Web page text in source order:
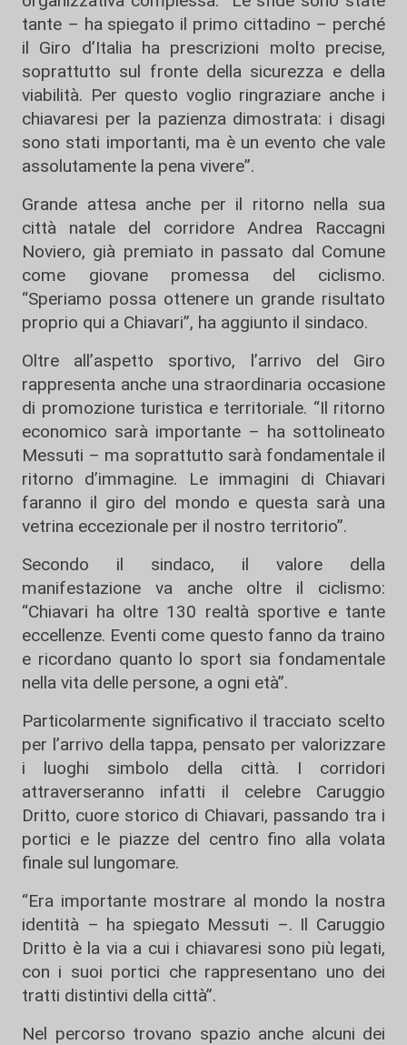
tante – ha spiegato il primo cittadino – perché
il Giro d’Italia ha prescrizioni molto precise,
soprattutto sul fronte della sicurezza e della
viabilità. Per questo voglio ringraziare anche i
chiavaresi per la pazienza dimostrata: i disagi
sono stati importanti, ma è un evento che vale
assolutamente la pena vivere”.
Grande attesa anche per il ritorno nella sua
città natale del corridore Andrea Raccagni
Noviero, già premiato in passato dal Comune
come giovane promessa del ciclismo.
“Speriamo possa ottenere un grande risultato
proprio qui a Chiavari”, ha aggiunto il sindaco.
Oltre all’aspetto sportivo, l’arrivo del Giro
rappresenta anche una straordinaria occasione
di promozione turistica e territoriale. “Il ritorno
economico sarà importante – ha sottolineato
Messuti – ma soprattutto sarà fondamentale il
ritorno d’immagine. Le immagini di Chiavari
faranno il giro del mondo e questa sarà una
vetrina eccezionale per il nostro territorio”.
Secondo il sindaco, il valore della
manifestazione va anche oltre il ciclismo:
“Chiavari ha oltre 130 realtà sportive e tante
eccellenze. Eventi come questo fanno da traino
e ricordano quanto lo sport sia fondamentale
nella vita delle persone, a ogni età”.
Particolarmente significativo il tracciato scelto
per l’arrivo della tappa, pensato per valorizzare
i luoghi simbolo della città. I corridori
attraverseranno infatti il celebre Caruggio
Dritto, cuore storico di Chiavari, passando tra i
portici e le piazze del centro fino alla volata
finale sul lungomare.
“Era importante mostrare al mondo la nostra
identità – ha spiegato Messuti –. Il Caruggio
Dritto è la via a cui i chiavaresi sono più legati,
con i suoi portici che rappresentano uno dei
tratti distintivi della città”.
Nel percorso trovano spazio anche alcuni dei